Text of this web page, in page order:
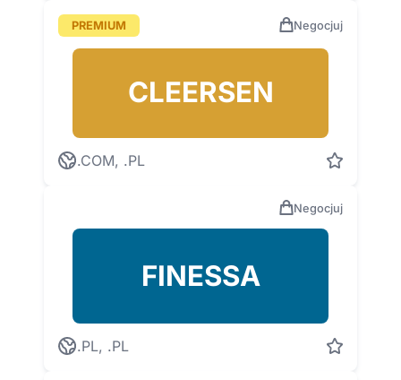
PREMIUM Negocjuj
CLEERSEN
.COM, .PL
Negocjuj
FINESSA
.PL, .PL